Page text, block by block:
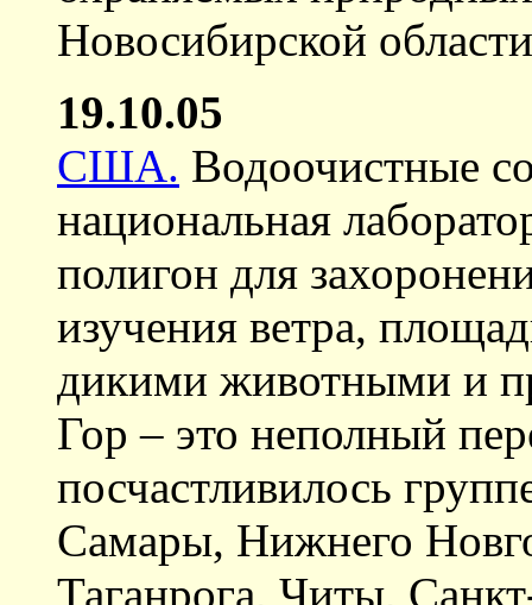
Новосибирской
19.10.05
США. Водоочистные
национальная
полигон для
изучения ветра,
дикими животными и
Гор – это неполный
посчастливилось
Самары, Нижнего
Таганрога, Читы,